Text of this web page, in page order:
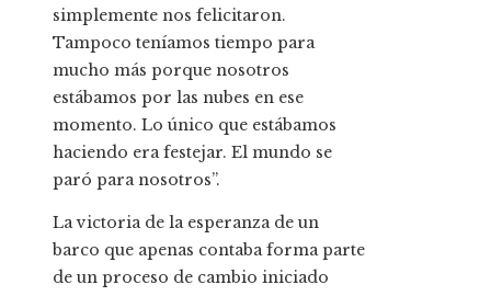
simplemente nos felicitaron.
Tampoco teníamos tiempo para
mucho más porque nosotros
estábamos por las nubes en ese
momento. Lo único que estábamos
haciendo era festejar. El mundo se
paró para nosotros”.
La victoria de la esperanza de un
barco que apenas contaba forma parte
de un proceso de cambio iniciado